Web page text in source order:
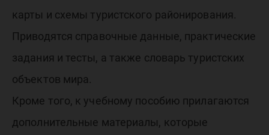
карты и схемы туристского районирования.
Приводятся справочные данные, практические
задания и тесты, а также словарь туристских
объектов мира.
Кроме того, к учебному пособию прилагаются
дополнительные материалы, которые